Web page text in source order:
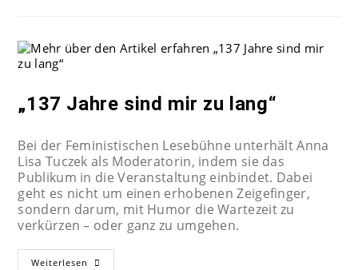
„137 Jahre sind mir zu lang“
Bei der Feministischen Lesebühne unterhält Anna
Lisa Tuczek als Moderatorin, indem sie das
Publikum in die Veranstaltung einbindet. Dabei
geht es nicht um einen erhobenen Zeigefinger,
sondern darum, mit Humor die Wartezeit zu
verkürzen – oder ganz zu umgehen.
Weiterlesen